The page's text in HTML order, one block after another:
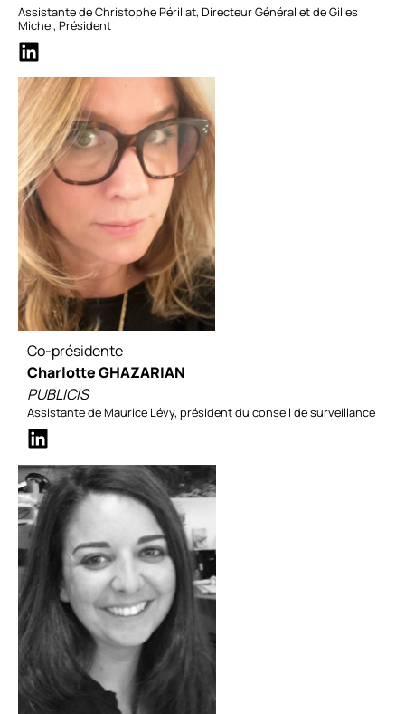
Assistante de Christophe Périllat, Directeur Général et de Gilles
Michel, Président
Co-présidente
Charlotte GHAZARIAN
PUBLICIS
Assistante de Maurice Lévy, président du conseil de surveillance